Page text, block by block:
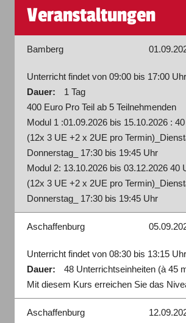
Veranstaltungen
Aschaffenburg
Unterricht findet von 08:30 bis 13:15
Dauer:
48 Unterrichtseinheiten (à 45
Mit diesem Kurs erreichen Sie das
Aschaffenburg
Bamberg
Unterricht findet von 09:00 bis 17:00
Dauer:
1 Tag
400 Euro Pro Teil ab 5 Teilnehmenden
Modul 1 :01.09.2026 bis 15.10.2026 :
(12x 3 UE +2 x 2UE pro
Donnerstag_ 17:30 bis 19:45 Uhr
Modul 2: 13.10.2026 bis 03.12.2026 40
(12x 3 UE +2 x 2UE pro
Donnerstag_ 17:30 bis 19:45 Uhr